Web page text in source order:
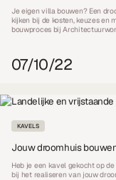
Je eigen villa bouwen? Een
kijken bij de kosten, keuzes en
bouwproces bij
07/10/22
KAVELS
Jouw droomhuis
Heb je een kavel gekocht op
bij het realiseren van jouw